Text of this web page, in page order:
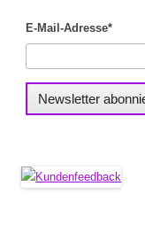
E-Mail-Adresse*